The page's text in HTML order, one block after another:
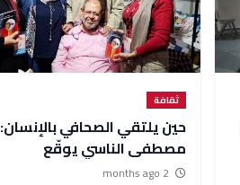
ثقافة
حين يلتقي الصحافي بالإنسان:
مصطفى الناسي يوقّع
''مروياته'' بالرباط